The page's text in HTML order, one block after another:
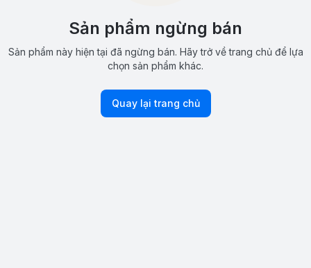
Sản phẩm ngừng bán
Sản phẩm này hiện tại đã ngừng bán. Hãy trở về trang chủ để lựa
chọn sản phẩm khác.
Quay lại trang chủ